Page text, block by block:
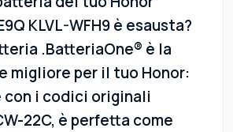
KLVL-WFH9 è esausta?
.BatteriaOne® è la
migliore per il tuo Honor:
i codici originali
22C, è perfetta come